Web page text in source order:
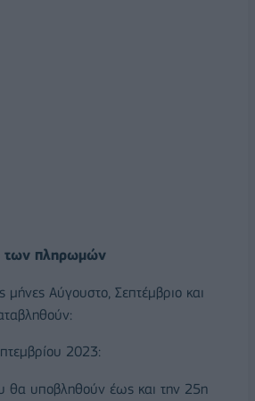
των πληρωμών
μήνες Αύγουστο, Σεπτέμβριο και
2023:
θα υποβληθούν έως και την 25η